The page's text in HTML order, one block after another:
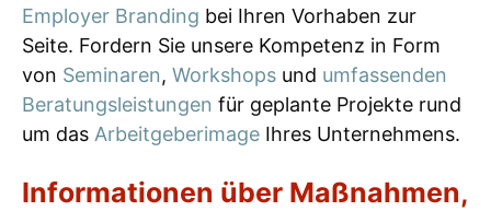
Employer Branding bei Ihren Vorhaben zur
Seite. Fordern Sie unsere Kompetenz in Form
von Seminaren, Workshops und umfassenden
Beratungsleistungen für geplante Projekte rund
um das Arbeitgeberimage Ihres Unternehmens.
Informationen über Maßnahmen,